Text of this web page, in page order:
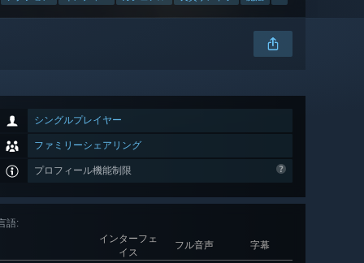
シングルプレイヤー
ファミリーシェアリング
プロフィール機能制限
語:
インターフェ
イス
フル音声 字幕